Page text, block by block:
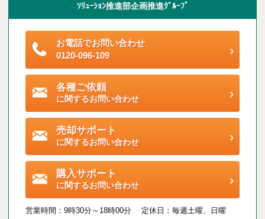
ｿﾘｭｰｼｮﾝ推進部企画推進ｸﾞﾙｰﾌﾟ
お電話でお問い合わせ
0120-096-109
各種ご依頼
に関するお問い合わせ
売却サポート
に関するお問い合わせ
購入サポート
に関するお問い合わせ
営業時間： 9時30分～18時00分 定休日： 毎週土曜、日曜